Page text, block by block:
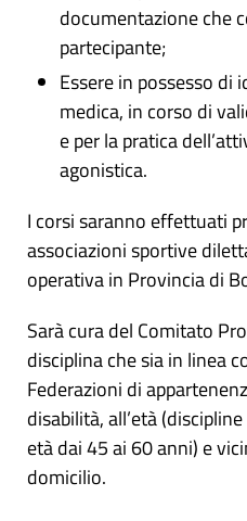
documentazione che
partecipante;
Essere in possesso di
medica, in corso di
e per la pratica
agonistica.
I corsi saranno effettuati
associazioni sportive
operativa in Provincia di
Sarà cura del Comitato
disciplina che sia in linea
Federazioni di
disabilità, all’età
età dai 45 ai 60 anni) e
domicilio.